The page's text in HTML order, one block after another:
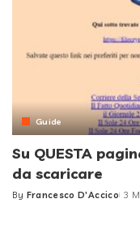
Guide
Su QUESTA
da scaricare
Posted
By Francesco D'Accico 3